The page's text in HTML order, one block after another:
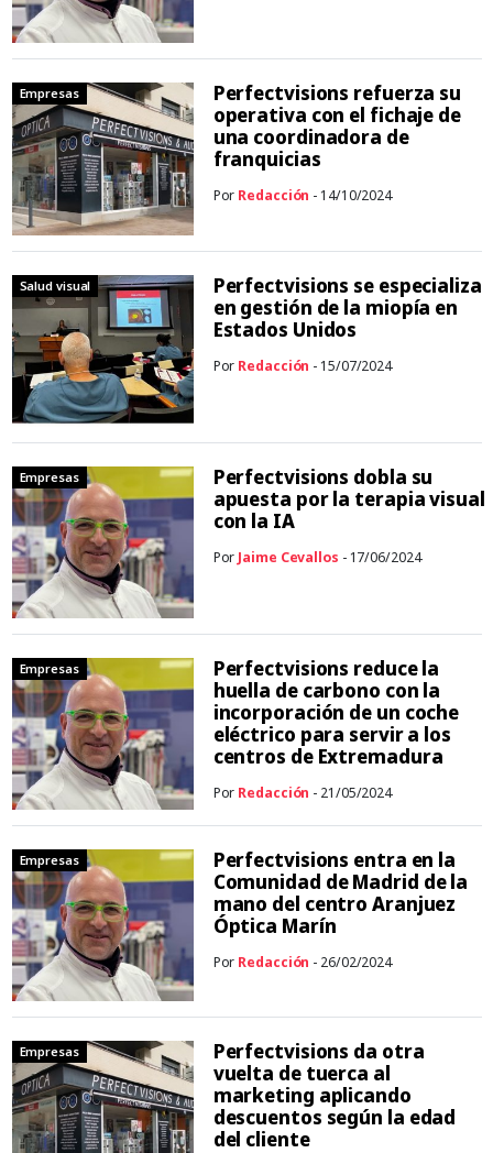
Empresas
Perfectvisions refuerza su
operativa con el fichaje de
una coordinadora de
franquicias
Por Redacción - 14/10/2024
Salud visual
Perfectvisions se especializa
en gestión de la miopía en
Estados Unidos
Por Redacción - 15/07/2024
Empresas
Perfectvisions dobla su
apuesta por la terapia visual
con la IA
Por Jaime Cevallos - 17/06/2024
Empresas
Perfectvisions reduce la
huella de carbono con la
incorporación de un coche
eléctrico para servir a los
centros de Extremadura
Por Redacción - 21/05/2024
Empresas
Perfectvisions entra en la
Comunidad de Madrid de la
mano del centro Aranjuez
Óptica Marín
Por Redacción - 26/02/2024
Empresas
Perfectvisions da otra
vuelta de tuerca al
marketing aplicando
descuentos según la edad
del cliente